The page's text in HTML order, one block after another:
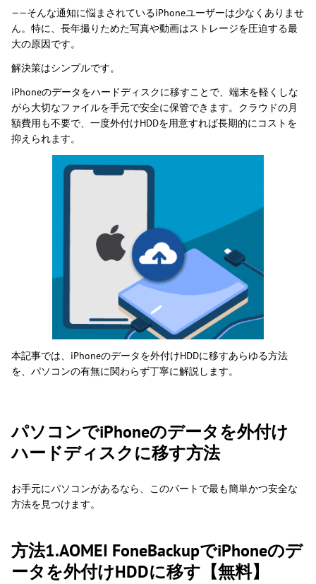
——そんな通知に悩まされているiPhoneユーザーは少なくありませ
ん。特に、長年撮りためた写真や動画はストレージを圧迫する最
大の原因です。
解決策はシンプルです。
iPhoneのデータをハードディスクに移すことで、端末を軽くしな
がら大切なファイルを手元で安全に保管できます。クラウドの月
額費用も不要で、一度外付けHDDを用意すれば長期的にコストを
抑えられます。
本記事では、iPhoneのデータを外付けHDDに移すあらゆる方法
を、パソコンの有無に関わらず丁寧に解説します。
パソコンでiPhoneのデータを外付け
ハードディスクに移す方法
お手元にパソコンがあるなら、このパートで最も簡単かつ安全な
方法を見つけます。
方法1.AOMEI FoneBackupでiPhoneのデ
ータを外付けHDDに移す【無料】